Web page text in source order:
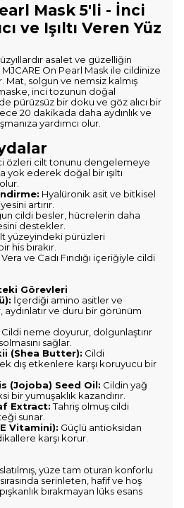
Mask 5'li - İnci
ve Işıltı Veren Yüz
asalet ve güzelliğin
On Pearl Mask ile cildinize
Mat, solgun ve nemsiz kalmış
inci tozunun doğal
pürüzsüz bir doku ve göz alıcı bir
20 dakikada daha aydınlık ve
yardımcı olur.
özleri cilt tonunu dengelemeye
yok ederek doğal bir ışıltı
Hyalüronik asit ve bitkisel
artırır.
cildi besler, hücrelerin daha
destekler.
yüzeyindeki pürüzleri
his bırakır.
ve Cadı Fındığı içeriğiyle cildi
Görevleri
İçerdiği amino asitler ve
ve duru bir görünüm
Cildi neme doyurur, dolgunlaştırır
sağlar.
(Shea Butter): Cildi
dış etkenlere karşı koruyucu bir
(Jojoba) Seed Oil: Cildin yağ
yumuşaklık kazandırır.
Extract:Tahriş olmuş cildi
sunar.
Vitamini): Güçlü antioksidan
karşı korur.
yüze tam oturan konforlu
serinleten, hafif ve hoş
bırakmayan lüks esans